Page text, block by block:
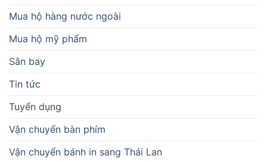
Mua hộ hàng nước ngoài
Mua hộ mỹ phẩm
Sân bay
Tin tức
Tuyển dụng
Vận chuyển bàn phím
Vận chuyển bánh in sang Thái Lan